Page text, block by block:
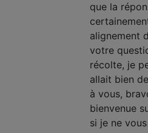
que la
alignement
votre
récolte, je
allait bien
à vous,
bienvenue
si je ne